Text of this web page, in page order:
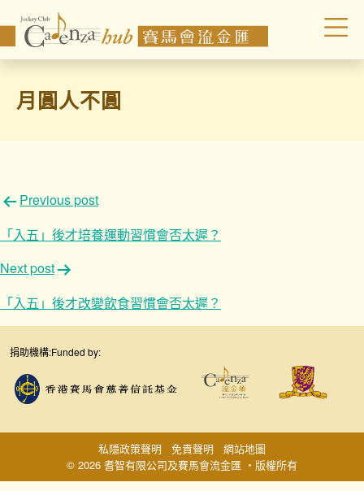
月圓人不圓
文
章
導
覽
Previous post
「入五」後才培養運動習慣會否太遲？
Next post
「入五」後才改變飲食習慣會否太遲？
捐助機構:Funded by:
© 2026 耆智有限公司及賽馬會流金匯 ‧版權所有
私隱政策聲明 免責聲明 網站地圖